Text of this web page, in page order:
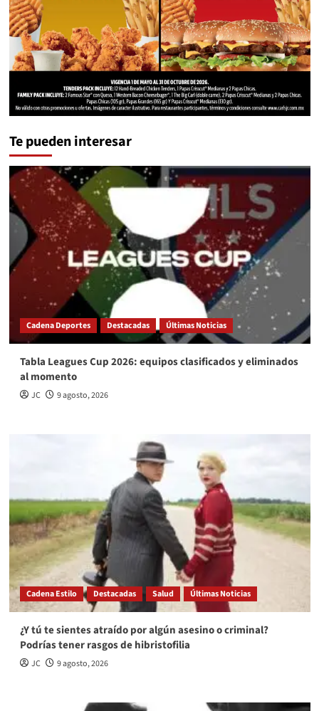
Te pueden interesar
Cadena Deportes Destacadas Últimas Noticias
Tabla Leagues Cup 2026: equipos clasificados y eliminados
al momento
JC 9 agosto, 2026
Cadena Estilo Destacadas Salud Últimas Noticias
¿Y tú te sientes atraído por algún asesino o criminal?
Podrías tener rasgos de hibristofilia
JC 9 agosto, 2026